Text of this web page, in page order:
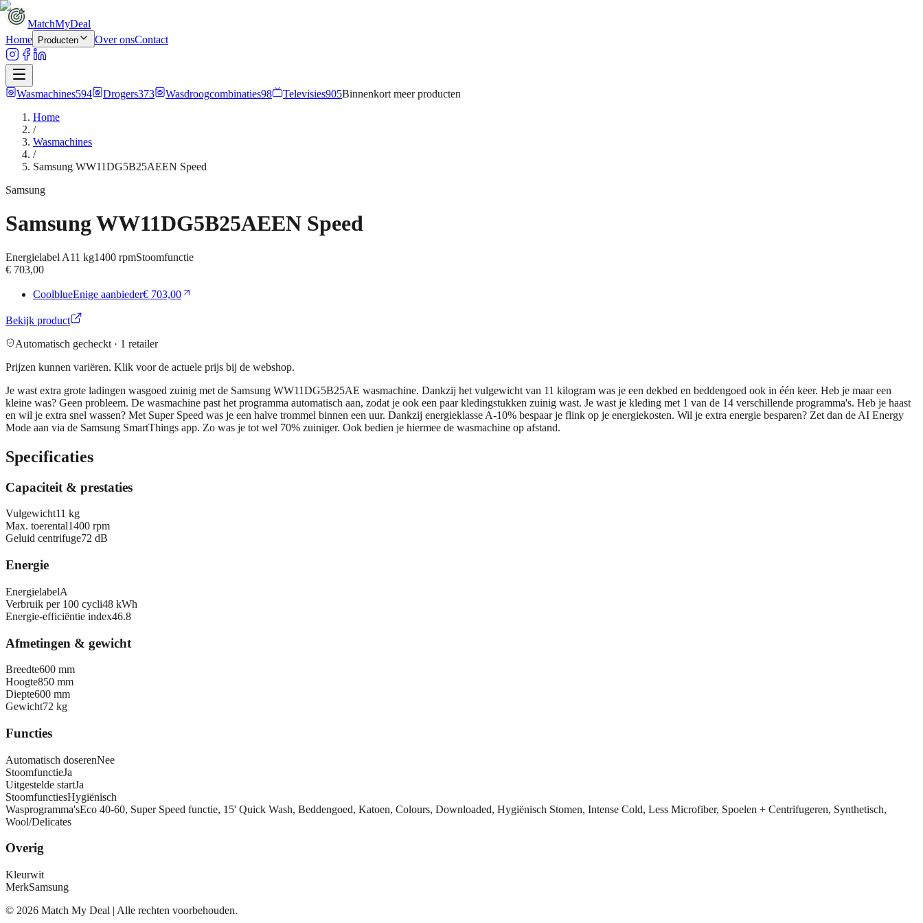
MatchMyDeal
Home
Producten Over onsContact
Wasmachines594 Drogers373 Wasdroogcombinaties98 Televisies905Binnenkort meerproducten
Home
/
Wasmachines
/
Samsung WW11DG5B25AEEN Speed
Samsung
Samsung WW11DG5B25AEEN Speed
Energielabel A11 kg1400 rpmStoomfunctie
€ 703,00
CoolblueEnige aanbieder€ 703,00
Bekijk product
Automatisch gecheckt · 1 retailer
Prijzen kunnen variëren. Klik voor de actuele prijs bij de webshop.
Je wast extra grote ladingen wasgoed zuinig met de Samsung WW11DG5B25AE wasmachine. Dankzij het vulgewicht van 11 kilogram was je een dekbed en beddengoed ook in één keer. Heb je maar een
kleine was? Geen probleem. De wasmachine past het programma automatisch aan, zodat je ook een paar kledingstukken zuinig wast. Je wast je kleding met 1 van de 14 verschillende programma's. Heb je haast
en wil je extra snel wassen? Met Super Speed was je een halve trommel binnen een uur. Dankzij energieklasse A-10% bespaar je flink op je energiekosten. Wil je extra energie besparen? Zet dan de AI Energy
Mode aan via de Samsung SmartThings app. Zo was je tot wel 70% zuiniger. Ook bedien je hiermee de wasmachine op afstand.
Specificaties
Capaciteit & prestaties
Vulgewicht11 kg
Max. toerental1400 rpm
Geluid centrifuge72 dB
Energie
EnergielabelA
Verbruik per 100 cycli48 kWh
Energie-efficiëntie index46.8
Afmetingen & gewicht
Breedte600 mm
Hoogte850 mm
Diepte600 mm
Gewicht72 kg
Functies
Automatisch doserenNee
StoomfunctieJa
Uitgestelde startJa
StoomfunctiesHygiënisch
Wasprogramma'sEco 40-60, Super Speed functie, 15' Quick Wash, Beddengoed, Katoen, Colours, Downloaded, Hygiënisch Stomen, Intense Cold, Less Microfiber, Spoelen + Centrifugeren, Synthetisch,
Wool/Delicates
Overig
Kleurwit
MerkSamsung
© 2026 Match My Deal | Alle rechten voorbehouden.